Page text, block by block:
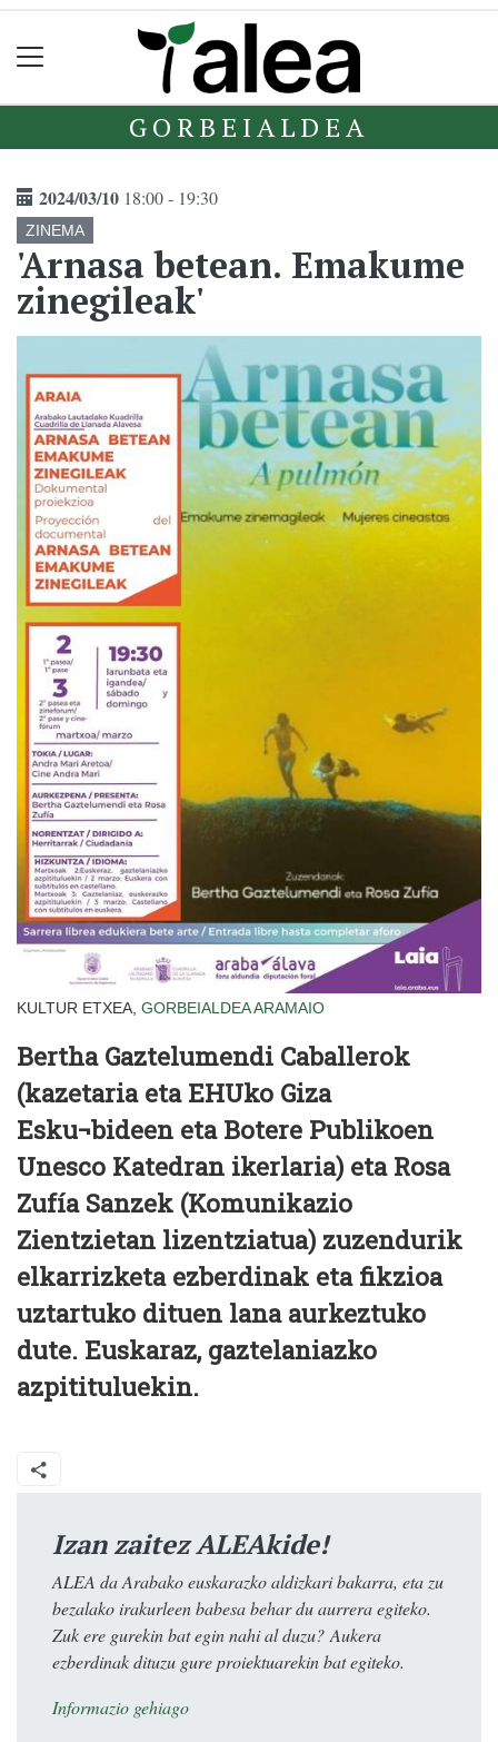
GORBEIALDEA
2024/03/10 18:00 - 19:30
ZINEMA
'Arnasa betean. Emakume
zinegileak'
KULTUR ETXEA, GORBEIALDEAARAMAIO
Bertha Gaztelumendi Caballerok
(kazetaria eta EHUko Giza
Esku¬bideen eta Botere Publikoen
Unesco Katedran ikerlaria) eta Rosa
Zufía Sanzek (Komunikazio
Zientzietan lizentziatua) zuzendurik
elkarrizketa ezberdinak eta fikzioa
uztartuko dituen lana aurkeztuko
dute. Euskaraz, gaztelaniazko
azpitituluekin.
Izan zaitez ALEAkide!
ALEA da Arabako euskarazko aldizkari bakarra, eta zu
bezalako irakurleen babesa behar du aurrera egiteko.
Zuk ere gurekin bat egin nahi al duzu? Aukera
ezberdinak dituzu gure proiektuarekin bat egiteko.
Informazio gehiago